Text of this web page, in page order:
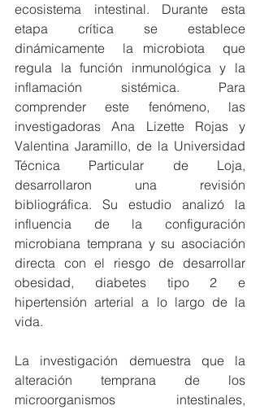
ecosistema intestinal. Durante esta
etapa crítica se establece
dinámicamente  la microbiota  que
regula la función inmunológica y la
inflamación sistémica. Para
comprender este fenómeno, las
investigadoras Ana Lizette Rojas y
Valentina Jaramillo, de la Universidad
Técnica Particular de Loja,
desarrollaron una revisión
bibliográfica. Su estudio analizó la
influencia de la configuración
microbiana temprana y su asociación
directa con el riesgo de desarrollar
obesidad, diabetes tipo 2 e
hipertensión arterial a lo largo de la
vida.
La investigación demuestra que la
alteración temprana de los
microorganismos intestinales,